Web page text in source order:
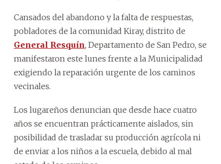
Cansados del abandono y la falta de respuestas,
pobladores de la comunidad Kiray, distrito de
General Resquín, Departamento de San Pedro, se
manifestaron este lunes frente a la Municipalidad
exigiendo la reparación urgente de los caminos
vecinales.
Los lugareños denuncian que desde hace cuatro
años se encuentran prácticamente aislados, sin
posibilidad de trasladar su producción agrícola ni
de enviar a los niños a la escuela, debido al mal